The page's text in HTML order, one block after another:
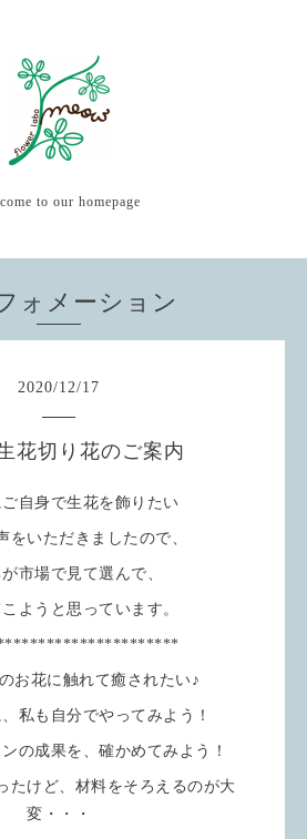
to our homepage
ォメーション
2020/12/17
花切り花のご案内
自身で生花を飾りたい
をいただきましたので、
市場で見て選んで、
ようと思っています。
お花に触れて癒されたい♪
私も自分でやってみよう！
の成果を、確かめてみよう！
たけど、材料をそろえるのが大
変・・・